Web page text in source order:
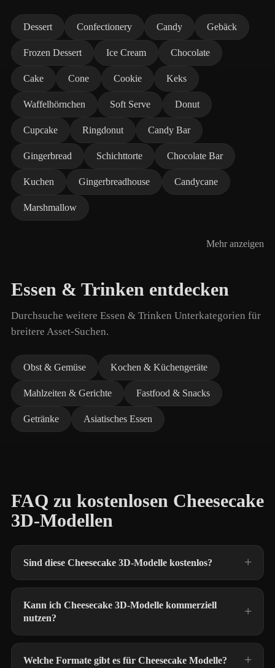
Dessert Confectionery Candy Gebäck
Frozen Dessert Ice Cream Chocolate
Cake Cone Cookie Keks
Waffelhörnchen Soft Serve Donut
Cupcake Ringdonut Candy Bar
Gingerbread Schichttorte Chocolate Bar
Kuchen Gingerbreadhouse Candycane
Marshmallow
Mehr anzeigen
Essen & Trinken entdecken
Durchsuche weitere Essen & Trinken Unterkategorien für
breitere Asset-Suchen.
Obst & Gemüse Kochen & Küchengeräte
Mahlzeiten & Gerichte Fastfood & Snacks
Getränke Asiatisches Essen
FAQ zu kostenlosen Cheesecake
3D-Modellen
Sind diese Cheesecake 3D-Modelle kostenlos?
Kann ich Cheesecake 3D-Modelle kommerziell
nutzen?
Welche Formate gibt es für Cheesecake Modelle?